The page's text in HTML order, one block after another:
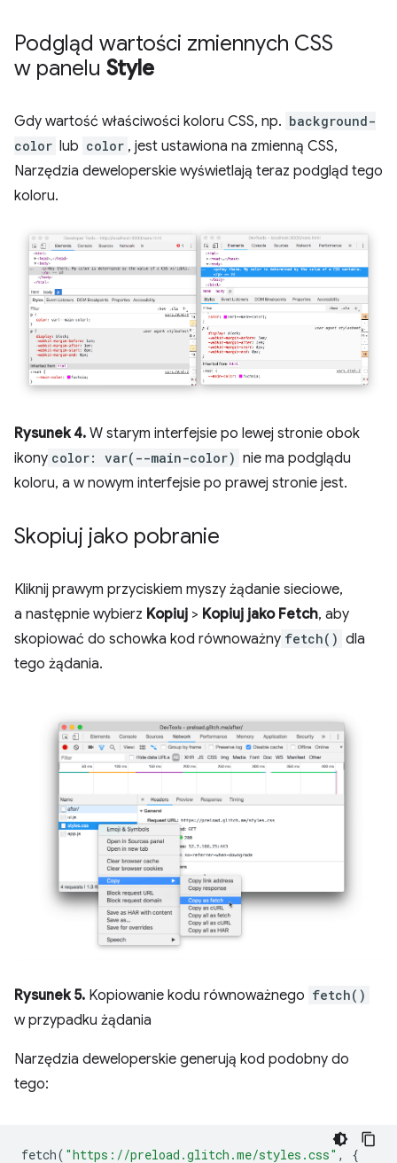
Podgląd wartości zmiennych CSS
w panelu Style
Gdy wartość właściwości koloru CSS, np. background-
color lub color , jest ustawiona na zmienną CSS,
Narzędzia deweloperskie wyświetlają teraz podgląd tego
koloru.
Rysunek 4. W starym interfejsie po lewej stronie obok
ikony color: var(--main-color) nie ma podglądu
koloru, a w nowym interfejsie po prawej stronie jest.
Skopiuj jako pobranie
Kliknij prawym przyciskiem myszy żądanie sieciowe,
a następnie wybierz Kopiuj > Kopiuj jako Fetch, aby
skopiować do schowka kod równoważny fetch() dla
tego żądania.
Rysunek 5. Kopiowanie kodu równoważnego fetch()
w przypadku żądania
Narzędzia deweloperskie generują kod podobny do
tego:
fetch( "https://preload.glitch.me/styles.css" ,
{